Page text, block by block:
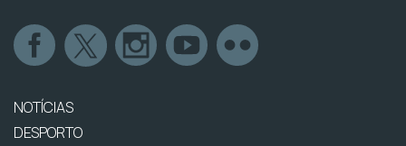
NOTÍCIAS
DESPORTO